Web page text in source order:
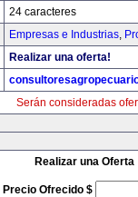
24 caracteres
Empresas e Industrias,
Realizar una oferta!
Serán consideradas
Realizar una Oferta
Precio Ofrecido $